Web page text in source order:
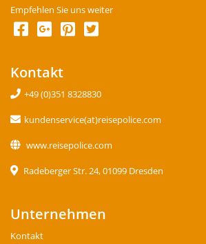
Empfehlen Sie uns weiter
Kontakt
+49 (0)351 8328830
kundenservice(at)reisepolice.com
www.reisepolice.com
Radeberger Str. 24, 01099 Dresden
Unternehmen
Kontakt